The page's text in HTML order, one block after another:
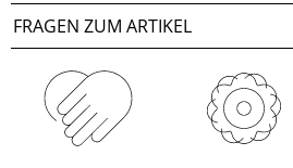
FRAGEN ZUM ARTIKEL